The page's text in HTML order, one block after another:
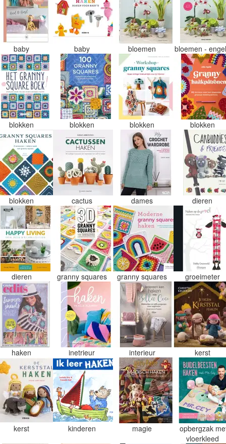
baby baby bloemen bloemen -
blokken blokken blokken blokken
blokken cactus dames dieren
dieren granny squares granny squares groeimeter
haken inetrieur interieur kerst
kerst kinderen magie
opbergzak
vloerkleed